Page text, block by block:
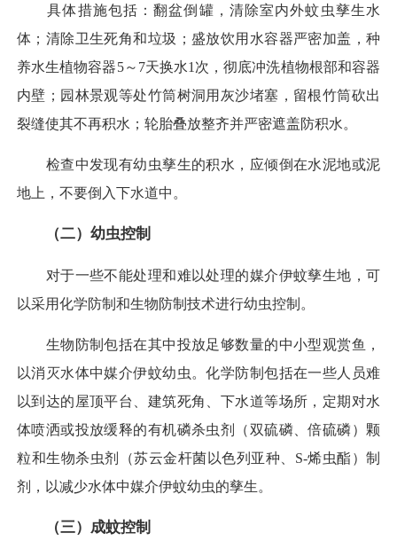
具体措施包括：翻盆倒罐，清除室内外蚊虫孳生水
体；清除卫生死角和垃圾；盛放饮用水容器严密加盖，种
养水生植物容器5～7天换水1次，彻底冲洗植物根部和容器
内壁；园林景观等处竹筒树洞用灰沙堵塞，留根竹筒砍出
裂缝使其不再积水；轮胎叠放整齐并严密遮盖防积水。
检查中发现有幼虫孳生的积水，应倾倒在水泥地或泥
地上，不要倒入下水道中。
（二）幼虫控制
对于一些不能处理和难以处理的媒介伊蚊孳生地，可
以采用化学防制和生物防制技术进行幼虫控制。
生物防制包括在其中投放足够数量的中小型观赏鱼，
以消灭水体中媒介伊蚊幼虫。化学防制包括在一些人员难
以到达的屋顶平台、建筑死角、下水道等场所，定期对水
体喷洒或投放缓释的有机磷杀虫剂（双硫磷、倍硫磷）颗
粒和生物杀虫剂（苏云金杆菌以色列亚种、S-烯虫酯）制
剂，以减少水体中媒介伊蚊幼虫的孳生。
（三）成蚊控制